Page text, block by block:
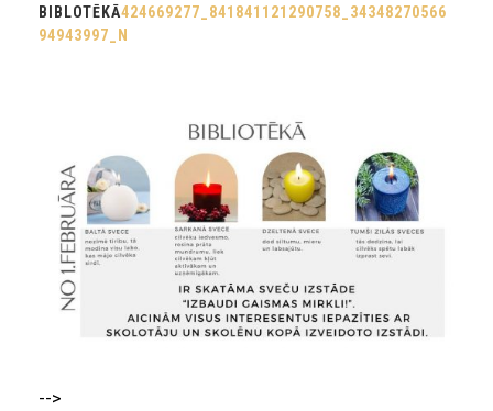
BIBLOTĒKĀ424669277_841841121290758_34348270566
94943997_N
-->